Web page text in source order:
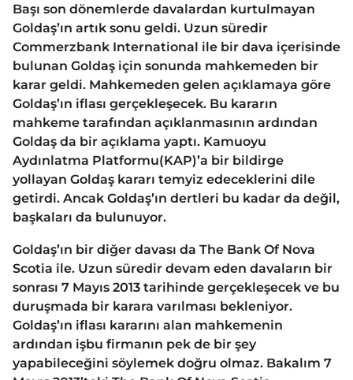
Başı son dönemlerde davalardan kurtulmayan
Goldaş’ın artık sonu geldi. Uzun süredir
Commerzbank International ile bir dava içerisinde
bulunan Goldaş için sonunda mahkemeden bir
karar geldi. Mahkemeden gelen açıklamaya göre
Goldaş’ın iflası gerçekleşecek. Bu kararın
mahkeme tarafından açıklanmasının ardından
Goldaş da bir açıklama yaptı. Kamuoyu
Aydınlatma Platformu(KAP)’a bir bildirge
yollayan Goldaş kararı temyiz edeceklerini dile
getirdi. Ancak Goldaş’ın dertleri bu kadar da değil,
başkaları da bulunuyor.
Goldaş’ın bir diğer davası da The Bank Of Nova
Scotia ile. Uzun süredir devam eden davaların bir
sonrası 7 Mayıs 2013 tarihinde gerçekleşecek ve bu
duruşmada bir karara varılması bekleniyor.
Goldaş’ın iflası kararını alan mahkemenin
ardından işbu firmanın pek de bir şey
yapabileceğini söylemek doğru olmaz. Bakalım 7